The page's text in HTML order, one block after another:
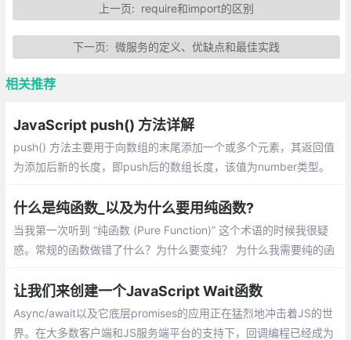
上一页: require和import的区别
下一页: 微服务的定义、优缺点和最佳实践
相关推荐
JavaScript push() 方法详解
push() 方法主要用于向数组的末尾添加一个或多个元素，其返回值
为添加后新的长度，即push后的数组长度，该值为number类型。
上、在对象使用push
什么是纯函数_以及为什么要用纯函数?
当我第一次听到 “纯函数 (Pure Function)” 这个术语的时候我很疑
惑。常规的函数做错了什么？为什么要变纯？ 为什么我需要纯的函
让我们来创建一个JavaScript Wait函数
Async/await以及它底层promises的应用正在猛烈地冲击着JS的世
界。在大多数客户端和JS服务端平台的支持下，回调编程已经成为